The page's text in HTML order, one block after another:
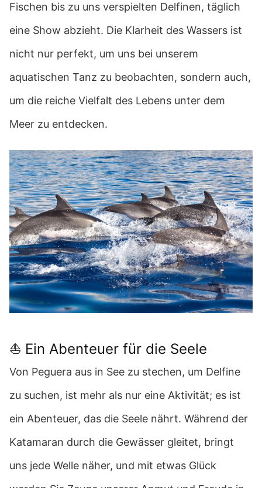
Fischen bis zu uns verspielten Delfinen, täglich
eine Show abzieht. Die Klarheit des Wassers ist
nicht nur perfekt, um uns bei unserem
aquatischen Tanz zu beobachten, sondern auch,
um die reiche Vielfalt des Lebens unter dem
Meer zu entdecken.
⛵ Ein Abenteuer für die Seele
Von Peguera aus in See zu stechen, um Delfine
zu suchen, ist mehr als nur eine Aktivität; es ist
ein Abenteuer, das die Seele nährt. Während der
Katamaran durch die Gewässer gleitet, bringt
uns jede Welle näher, und mit etwas Glück